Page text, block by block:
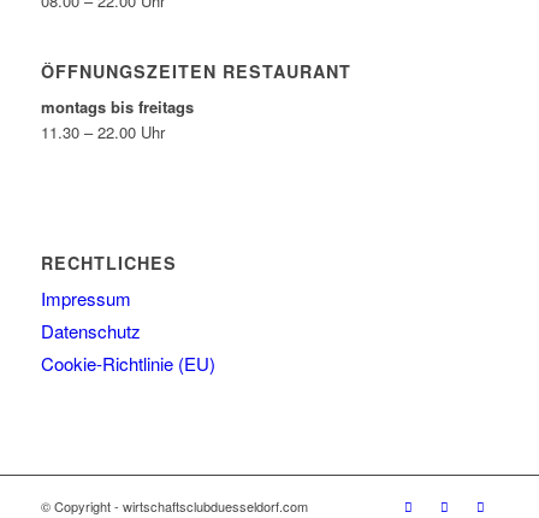
ÖFFNUNGSZEITEN RESTAURANT
montags bis freitags
11.30 – 22.00 Uhr
RECHTLICHES
Impressum
Datenschutz
Cookie-Richtlinie (EU)
© Copyright - wirtschaftsclubduesseldorf.com